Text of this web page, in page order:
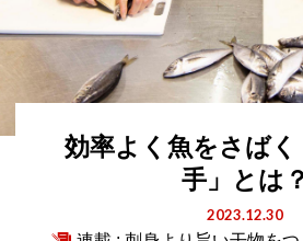
効率よく魚をさば
手」とは？
2023.12.30